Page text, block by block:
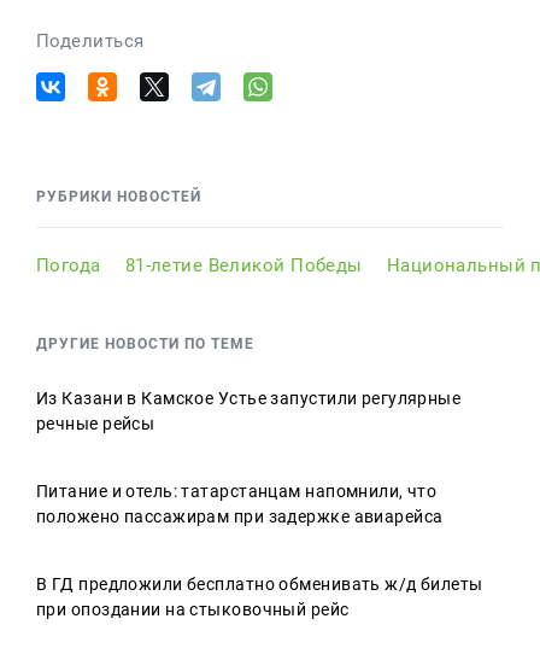
Поделиться
РУБРИКИ НОВОСТЕЙ
Погода 81-летие Великой Победы Национальный
ДРУГИЕ НОВОСТИ ПО ТЕМЕ
Из Казани в Камское Устье запустили регулярные
речные рейсы
Питание и отель: татарстанцам напомнили, что
положено пассажирам при задержке авиарейса
В ГД предложили бесплатно обменивать ж/д билеты
при опоздании на стыковочный рейс